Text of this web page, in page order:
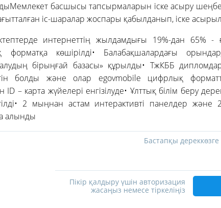
басшысы тапсырмаларын іске асыру
іс-шаралар жоспары қабылданып, іске
интернеттің жылдамдығы 19%-дан 65% -
форматқа көшірілді• Балабақшалардағы
алудың бірыңғай базасы» құрылды• ТжКББ
болды және олар egovmobile цифрлық
– карта жүйелері енгізілуде• Ұлттық білім беру
2 мыңнан астам интерактивті панелдер
алынды
Бастапқы дереккөзге
Пікір қалдыру үшін авторизация
жасаңыз немесе тіркеліңіз